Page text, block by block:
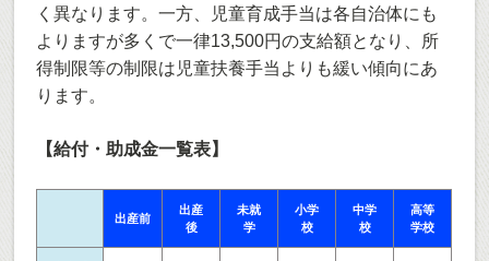
く異なります。一方、児童育成手当は各自治体にも
よりますが多くで一律13,500円の支給額となり、所
得制限等の制限は児童扶養手当よりも緩い傾向にあ
ります。
【給付・助成金一覧表】
出産前
出産
後
未就
学
小学
校
中学
校
高等
学校